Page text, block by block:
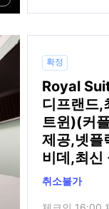
확정
Royal
디프랜드,
트윈)(커
제공,넷플
비데,최신
취소불가